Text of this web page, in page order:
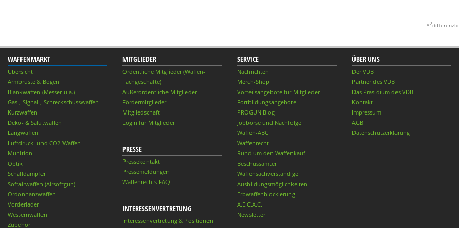
*2
WAFFENMARKT
Übersicht
Armbrüste & Bögen
Blankwaffen (Messer u.ä.)
Gas-, Signal-, Schreckschusswaffen
Kurzwaffen
Deko- & Salutwaffen
Langwaffen
Luftdruck- und CO2-Waffen
Munition
Optik
Schalldämpfer
Softairwaffen (Airsoftgun)
Ordonnanzwaffen
Vorderlader
Westernwaffen
Zubehör
MITGLIEDER
Ordentliche Mitglieder (Waffen-
Fachgeschäfte)
Außerordentliche Mitglieder
Fördermitglieder
Mitgliedschaft
Login für Mitglieder
PRESSE
Pressekontakt
Pressemeldungen
Waffenrechts-FAQ
INTERESSENVERTRETUNG
Interessenvertretung & Positionen
SERVICE
Nachrichten
Merch-Shop
Vorteilsangebote für Mitglieder
Fortbildungsangebote
PROGUN Blog
Jobbörse und Nachfolge
Waffen-ABC
Waffenrecht
Rund um den Waffenkauf
Beschussämter
Waffensachverständige
Ausbildungsmöglichkeiten
Erbwaffenblockierung
A.E.C.A.C.
Newsletter
ÜBER UNS
Der VDB
Partner des VDB
Das Präsidium des VDB
Kontakt
Impressum
AGB
Datenschutzerklärung